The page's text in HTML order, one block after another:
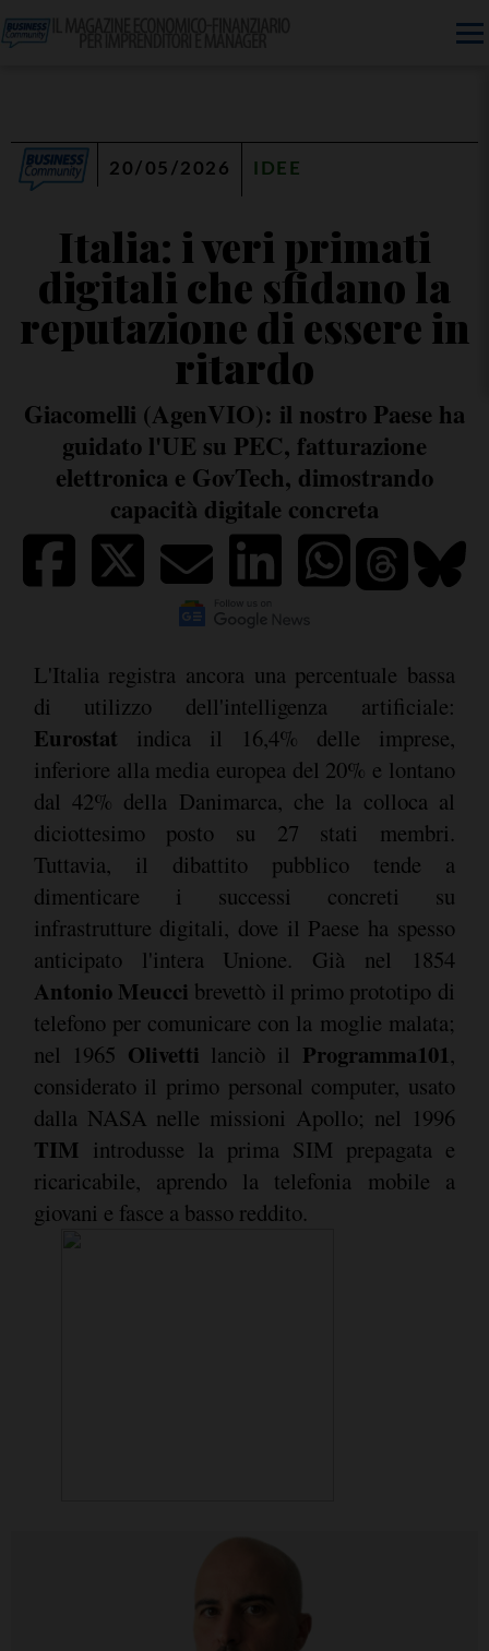
20/05/2026 IDEE
Italia: i veri primati
digitali che sfidano la
reputazione di essere in
ritardo
Giacomelli (AgenVIO): il nostro Paese ha
guidato l'UE su PEC, fatturazione
elettronica e GovTech, dimostrando
capacità digitale concreta
L'Italia registra ancora una percentuale bassa
di utilizzo dell'intelligenza artificiale:
Eurostat indica il 16,4% delle imprese,
inferiore alla media europea del 20% e lontano
dal 42% della Danimarca, che la colloca al
diciottesimo posto su 27 stati membri.
Tuttavia, il dibattito pubblico tende a
dimenticare i successi concreti su
infrastrutture digitali, dove il Paese ha spesso
anticipato l'intera Unione. Già nel 1854
Antonio Meucci brevettò il primo prototipo di
telefono per comunicare con la moglie malata;
nel 1965 Olivetti lanciò il Programma101,
considerato il primo personal computer, usato
dalla NASA nelle missioni Apollo; nel 1996
TIM introdusse la prima SIM prepagata e
ricaricabile, aprendo la telefonia mobile a
giovani e fasce a basso reddito.